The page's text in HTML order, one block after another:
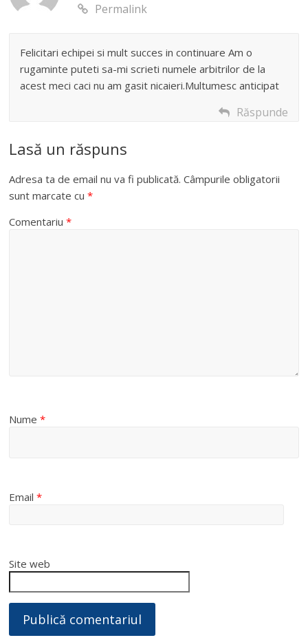
Permalink
Felicitari echipei si mult succes in continuare Am o
rugaminte puteti sa-mi scrieti numele arbitrilor de la
acest meci caci nu am gasit nicaieri.Multumesc anticipat
Răspunde
Lasă un răspuns
Adresa ta de email nu va fi publicată. Câmpurile obligatorii
sunt marcate cu*
Comentariu*
Nume*
Email*
Site web